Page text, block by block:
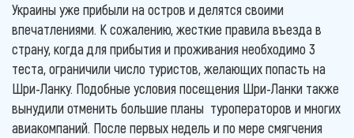
Украины уже прибыли на остров и делятся своими
впечатлениями. К сожалению, жесткие правила въезда в
страну, когда для прибытия и проживания необходимо 3
теста, ограничили число туристов, желающих попасть на
Шри-Ланку. Подобные условия посещения Шри-Ланки также
вынудили отменить большие планы туроператоров и многих
авиакомпаний. После первых недель и по мере смягчения